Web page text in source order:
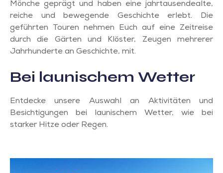
Mönche geprägt und haben eine jahrtausendealte,
reiche und bewegende Geschichte erlebt. Die
geführten Touren nehmen Euch auf eine Zeitreise
durch die Gärten und Klöster, Zeugen mehrerer
Jahrhunderte an Geschichte, mit.
Bei launischem Wetter
Entdecke unsere Auswahl an Aktivitäten und
Besichtigungen bei launischem Wetter, wie bei
starker Hitze oder Regen.